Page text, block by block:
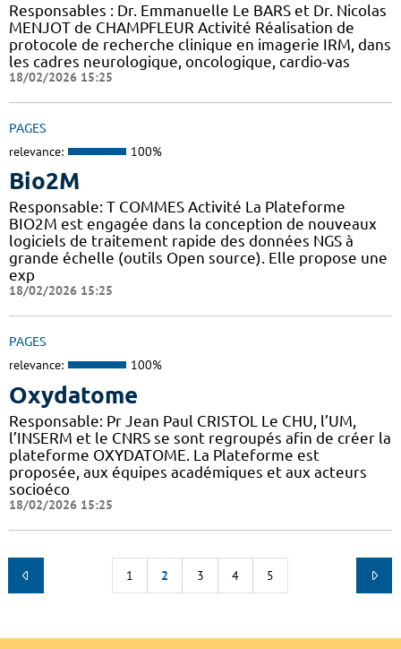
Responsables : Dr. Emmanuelle Le BARS et Dr. Nicolas
MENJOT de CHAMPFLEUR Activité Réalisation de
protocole de recherche clinique en imagerie IRM, dans
les cadres neurologique, oncologique, cardio-vas
18/02/2026 15:25
PAGES
relevance: 100%
Bio2M
Responsable: T COMMES Activité La Plateforme
BIO2M est engagée dans la conception de nouveaux
logiciels de traitement rapide des données NGS à
grande échelle (outils Open source). Elle propose une
exp
18/02/2026 15:25
PAGES
relevance: 100%
Oxydatome
Responsable: Pr Jean Paul CRISTOL Le CHU, l’UM,
l’INSERM et le CNRS se sont regroupés afin de créer la
plateforme OXYDATOME. La Plateforme est
proposée, aux équipes académiques et aux acteurs
socioéco
18/02/2026 15:25
1 2 3 4 5